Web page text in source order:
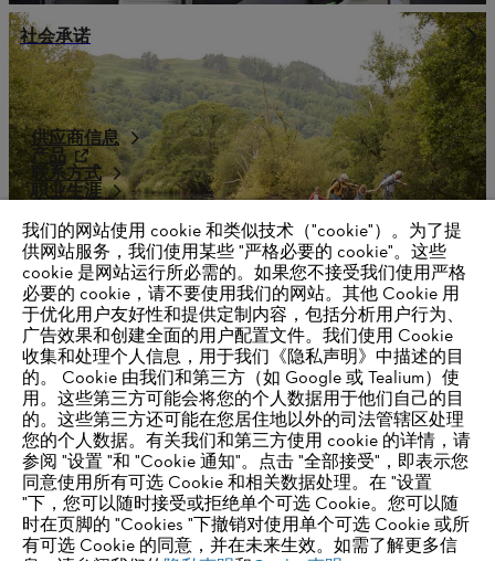
社会承诺
供应商信息
产品
联系方式
职业生涯
奖项和荣誉
我们的网站使用 cookie 和类似技术（"cookie"）。为了提
供网站服务，我们使用某些 "严格必要的 cookie"。这些
cookie 是网站运行所必需的。如果您不接受我们使用严格
必要的 cookie，请不要使用我们的网站。其他 Cookie 用
于优化用户友好性和提供定制内容，包括分析用户行为、
广告效果和创建全面的用户配置文件。我们使用 Cookie
收集和处理个人信息，用于我们《隐私声明》中描述的目
的。 Cookie 由我们和第三方（如 Google 或 Tealium）使
用。这些第三方可能会将您的个人数据用于他们自己的目
的。这些第三方还可能在您居住地以外的司法管辖区处理
您的个人数据。有关我们和第三方使用 cookie 的详情，请
参阅 "设置 "和 "Cookie 通知"。点击 "全部接受"，即表示您
同意使用所有可选 Cookie 和相关数据处理。在 "设置
"下，您可以随时接受或拒绝单个可选 Cookie。您可以随
时在页脚的 "Cookies "下撤销对使用单个可选 Cookie 或所
有可选 Cookie 的同意，并在未来生效。如需了解更多信